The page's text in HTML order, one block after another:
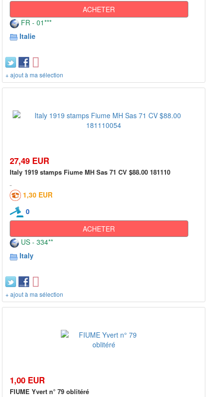
ACHETER
FR - 01***
Italie
+ ajout à ma sélection
27,49 EUR
Italy 1919 stamps Fiume MH Sas 71 CV $88.00 181110
1,30 EUR
0
ACHETER
US - 334**
Italy
+ ajout à ma sélection
1,00 EUR
FIUME Yvert n° 79 oblitéré